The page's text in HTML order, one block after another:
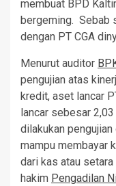
membuat BPD
bergeming. Sebab
dengan PT CGA
Menurut auditor
pengujian atas
kredit, aset lancar
lancar sebesar
dilakukan pengujian
mampu membayar
dari kas atau
hakim Pengadilan